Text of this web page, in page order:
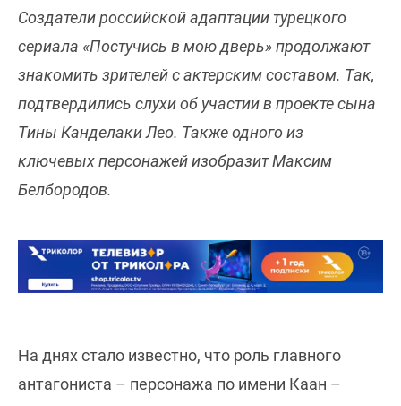
Создатели российской адаптации турецкого
сериала «Постучись в мою дверь» продолжают
знакомить зрителей с актерским составом. Так,
подтвердились слухи об участии в проекте сына
Тины Канделаки Лео. Также одного из
ключевых персонажей изобразит Максим
Белбородов.
На днях стало известно, что роль главного
антагониста – персонажа по имени Каан –